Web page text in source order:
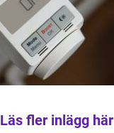
Läs fler inlägg här